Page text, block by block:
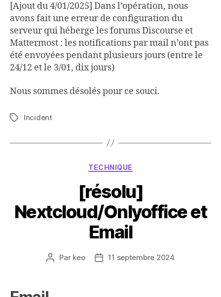
[Ajout du 4/01/2025] Dans l’opération, nous
avons fait une erreur de configuration du
serveur qui héberge les forums Discourse et
Mattermost : les notifications par mail n’ont pas
été envoyées pendant plusieurs jours (entre le
24/12 et le 3/01, dix jours)
Nous sommes désolés pour ce souci.
Étiquettes
Incident
Catégories
TECHNIQUE
[résolu]
Nextcloud/Onlyoffice et
Email
Auteur
Par keo
Date11 septembre 2024